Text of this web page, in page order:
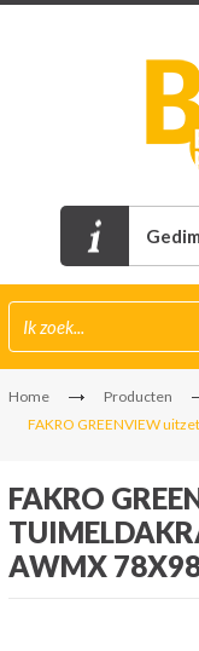
Home Producten
FAKRO GREENVIEW
FAKRO
AWMX